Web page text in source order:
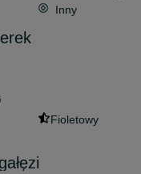
Inny
Fioletowy